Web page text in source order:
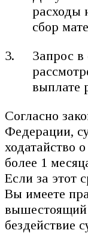
расходы
сбор
Запрос в
выплате
Согласно
Федерации,
ходатайство
более 1
Если за этот
Вы имеете
вышестоящий
бездействие